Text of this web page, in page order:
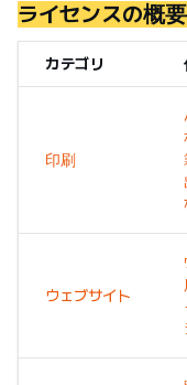
ライセンスの概要
カテゴリ
印刷
ウェブサイト